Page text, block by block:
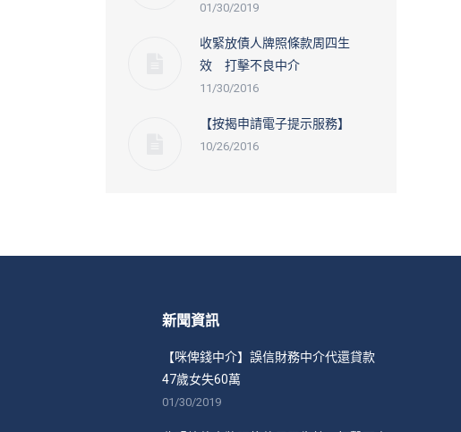
01/30/2019
收緊放債人牌照條款周四生
效 打擊不良中介
11/30/2016
【按揭申請電子提示服務】
10/26/2016
新聞資訊
【咪俾錢中介】誤信財務中介代還貸款
47歲女失60萬
01/30/2019